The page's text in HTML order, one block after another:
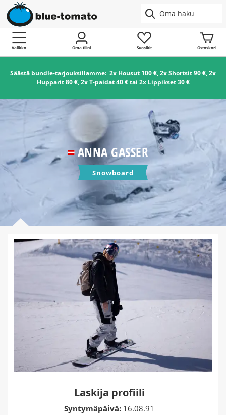
Valikko Oma tilini Suosikit Ostoskori
Säästä bundle-tarjouksillamme: 2x Housut 100 €,2x Shortsit 90 €,2x
Hupparit 80 €,2x T-paidat 40 €tai 2x Lippikset 30 €
ANNA GASSER
Snowboard
Laskija profiili
Syntymäpäivä: 16.08.91